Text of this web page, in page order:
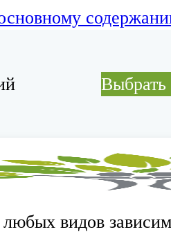
Выбрать
видов